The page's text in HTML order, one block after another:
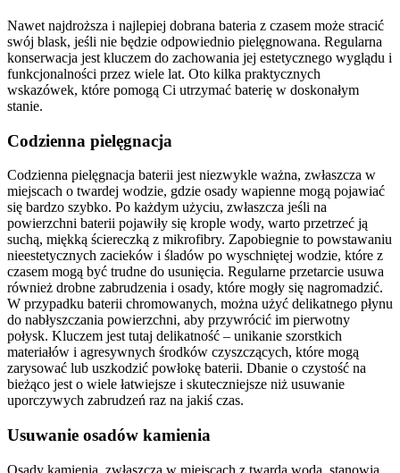
Nawet najdroższa i najlepiej dobrana bateria z czasem może stracić
swój blask, jeśli nie będzie odpowiednio pielęgnowana. Regularna
konserwacja jest kluczem do zachowania jej estetycznego wyglądu i
funkcjonalności przez wiele lat. Oto kilka praktycznych
wskazówek, które pomogą Ci utrzymać baterię w doskonałym
stanie.
Codzienna pielęgnacja
Codzienna pielęgnacja baterii jest niezwykle ważna, zwłaszcza w
miejscach o twardej wodzie, gdzie osady wapienne mogą pojawiać
się bardzo szybko. Po każdym użyciu, zwłaszcza jeśli na
powierzchni baterii pojawiły się krople wody, warto przetrzeć ją
suchą, miękką ściereczką z mikrofibry. Zapobiegnie to powstawaniu
nieestetycznych zacieków i śladów po wyschniętej wodzie, które z
czasem mogą być trudne do usunięcia. Regularne przetarcie usuwa
również drobne zabrudzenia i osady, które mogły się nagromadzić.
W przypadku baterii chromowanych, można użyć delikatnego płynu
do nabłyszczania powierzchni, aby przywrócić im pierwotny
połysk. Kluczem jest tutaj delikatność – unikanie szorstkich
materiałów i agresywnych środków czyszczących, które mogą
zarysować lub uszkodzić powłokę baterii. Dbanie o czystość na
bieżąco jest o wiele łatwiejsze i skuteczniejsze niż usuwanie
uporczywych zabrudzeń raz na jakiś czas.
Usuwanie osadów kamienia
Osady kamienia, zwłaszcza w miejscach z twardą wodą, stanowią